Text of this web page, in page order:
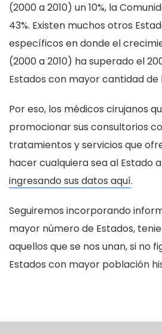
(2000 a 2010) un 10%, la
43%. Existen muchos otros
específicos en donde el
(2000 a 2010) ha superado el
Estados con mayor cantidad de
Por eso, los médicos cirujanos
promocionar sus consultorios
tratamientos y servicios que
hacer cualquiera sea al Estado
ingresando sus datos aquí.
Seguiremos incorporando
mayor número de Estados,
aquellos que se nos unan, si no
Estados con mayor población